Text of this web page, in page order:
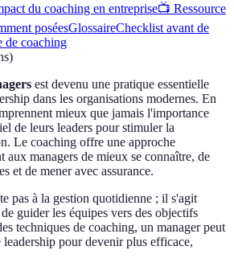
du coaching en entreprise📺 Ressource
poséesGlossaireChecklist avant de
de coaching
)
est devenu une pratique essentielle
dans les organisations modernes. En
mieux que jamais l'importance
de leurs leaders pour stimuler la
Le coaching offre une approche
aux managers de mieux se connaître, de
et de mener avec assurance.
pas à la gestion quotidienne ; il s'agit
guider les équipes vers des objectifs
techniques de coaching, un manager peut
pour devenir plus efficace,